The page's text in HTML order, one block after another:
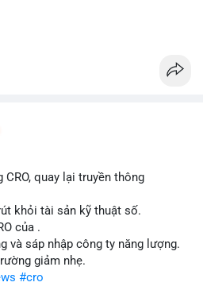
quay lại truyền thông
khỏi tài sản kỹ thuật số.
của .
và sáp nhập công ty năng lượng.
giảm nhẹ.
#cro